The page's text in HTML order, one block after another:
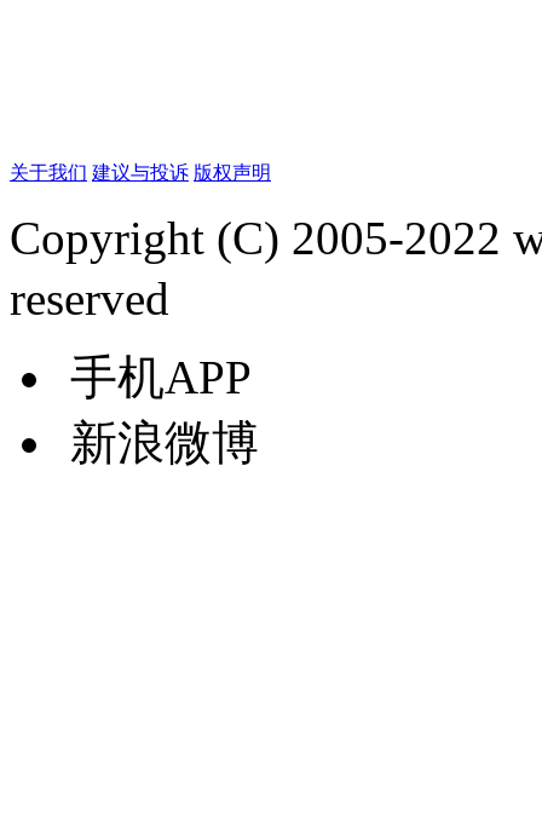
关于我们 建议与投诉 版权声明
Copyright (C) 2005-2022
reserved
手机APP
新浪微博